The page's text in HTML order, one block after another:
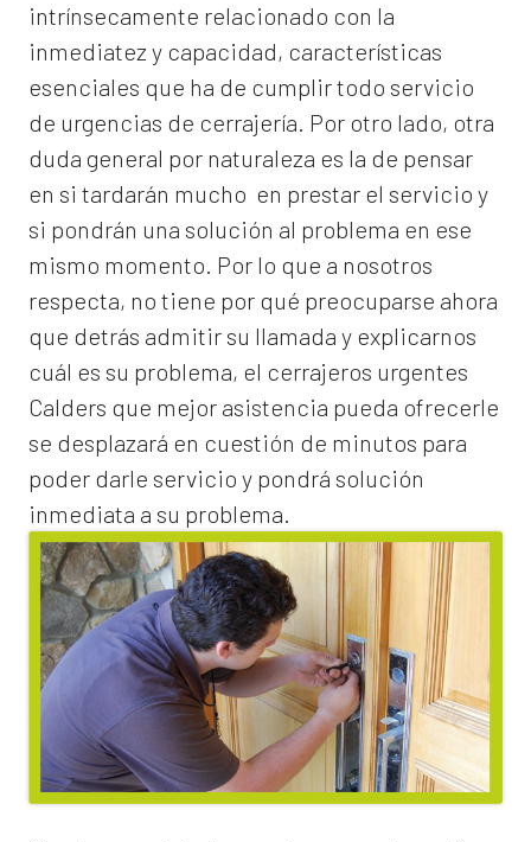
intrínsecamente relacionado con la
inmediatez y capacidad, características
esenciales que ha de cumplir todo servicio
de urgencias de cerrajería. Por otro lado, otra
duda general por naturaleza es la de pensar
en si tardarán mucho en prestar el servicio y
si pondrán una solución al problema en ese
mismo momento. Por lo que a nosotros
respecta, no tiene por qué preocuparse ahora
que detrás admitir su llamada y explicarnos
cuál es su problema, el cerrajeros urgentes
Calders que mejor asistencia pueda ofrecerle
se desplazará en cuestión de minutos para
poder darle servicio y pondrá solución
inmediata a su problema.